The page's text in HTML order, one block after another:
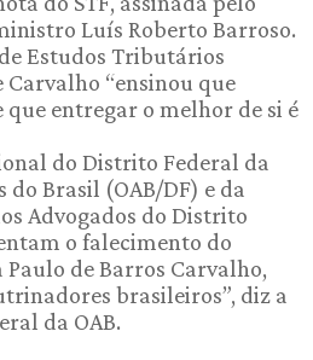
Luís Roberto Barroso.
Estudos Tributários
“ensinou que
entregar o melhor de si é
do Distrito Federal da
do Brasil (OAB/DF) e da
Advogados do Distrito
o falecimento do
de Barros Carvalho,
brasileiros”, diz a
da OAB.